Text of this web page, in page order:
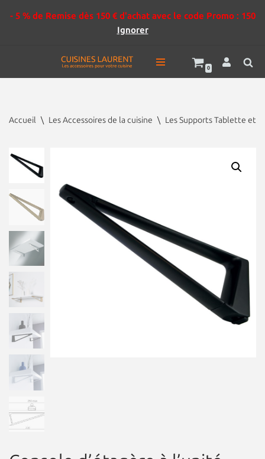
- 5 % de Remise dès 150 € d'achat avec le code Promo : 150
Ignorer
Aller
0
Accueil \ Les Accessoires de la cuisine \ Les Supports Tablette et